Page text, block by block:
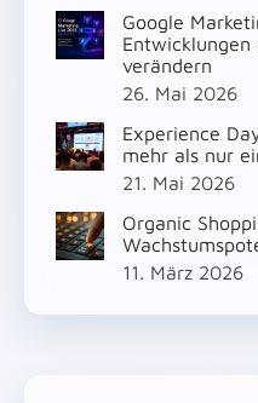
Google
verändern
26. Mai 2026
Experience
mehr als nur
21. Mai 2026
Organic
11. März 2026